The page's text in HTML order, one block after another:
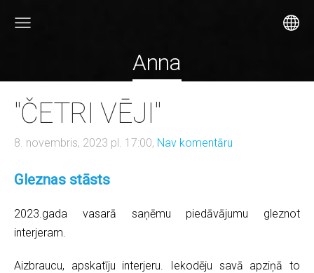
Anna
"ČETRI VĒJI"
8. novembris, 2023 pl. 17:00, Nav komentāru
Gleznas stāsts
2023.gada vasarā saņēmu piedāvājumu gleznot
interjeram.
Aizbraucu, apskatīju interjeru. Iekodēju savā apziņā to